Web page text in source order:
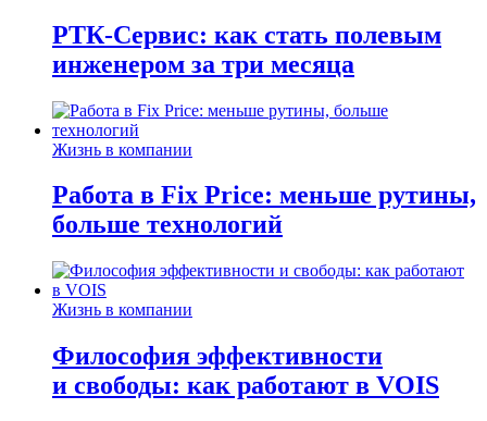
РТК-Сервис: как стать полевым
инженером за три месяца
Жизнь в компании
Работа в Fix Price: меньше рутины,
больше технологий
Жизнь в компании
Философия эффективности
и свободы: как работают в VOIS